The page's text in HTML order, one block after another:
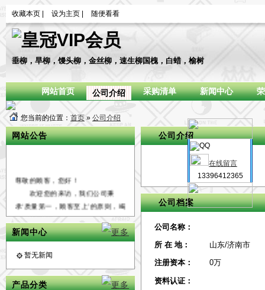
收藏本页 设为主页 随便看看
垂柳，旱柳，馒头柳，金丝柳，速生柳国槐，白蜡，榆树
网站首页 公司介绍 采购清单 新闻中心
您当前的位置： 首页 » 公司介绍
网站公告
尊敬的顾客，您好！
欢迎您的来访，我们公司秉
承‘质量第一，顾客至上’的原则，竭
诚为国内外广大客户朋友提供优质
的服务，希望通过我们的真诚与努
力能够成为您长期的合作伙伴，共
创辉煌！
新闻中心
暂无新闻
产品分类
公司介绍
公司档案
公司名称：
所 在 地：
山东/济南市
注册资本：
0万
资料认证：
在线留言
13396412365